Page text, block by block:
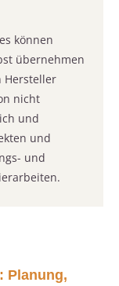
können
übernehmen
Hersteller
nicht
und
und
und
Planung,